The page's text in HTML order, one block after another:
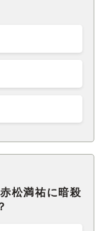
松満祐に暗殺